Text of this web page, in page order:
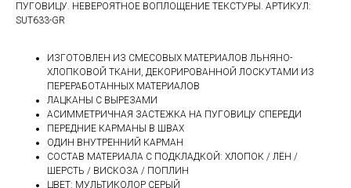
ПУГОВИЦУ. НЕВЕРОЯТНОЕ ВОПЛОЩЕНИЕ ТЕКСТУРЫ. АРТИКУЛ:
SUT633-GR
ИЗГОТОВЛЕН ИЗ СМЕСОВЫХ МАТЕРИАЛОВ ЛЬНЯНО-
ХЛОПКОВОЙ ТКАНИ, ДЕКОРИРОВАННОЙ ЛОСКУТАМИ ИЗ
ПЕРЕРАБОТАННЫХ МАТЕРИАЛОВ
ЛАЦКАНЫ С ВЫРЕЗАМИ
АСИММЕТРИЧНАЯ ЗАСТЕЖКА НА ПУГОВИЦУ СПЕРЕДИ
ПЕРЕДНИЕ КАРМАНЫ В ШВАХ
ОДИН ВНУТРЕННИЙ КАРМАН
СОСТАВ МАТЕРИАЛА С ПОДКЛАДКОЙ: ХЛОПОК / ЛЁН /
ШЕРСТЬ / ВИСКОЗА / ПОПЛИН
ЦВЕТ: МУЛЬТИКОЛОР СЕРЫЙ